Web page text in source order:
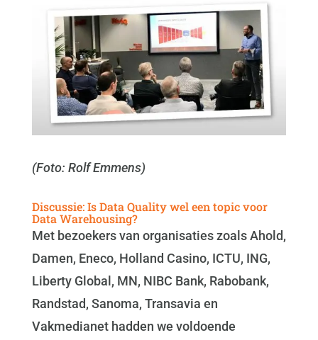
(Foto: Rolf Emmens)
Discussie: Is Data Quality wel een topic voor
Data Warehousing?
Met bezoekers van organisaties zoals Ahold,
Damen, Eneco, Holland Casino, ICTU, ING,
Liberty Global, MN, NIBC Bank, Rabobank,
Randstad, Sanoma, Transavia en
Vakmedianet hadden we voldoende